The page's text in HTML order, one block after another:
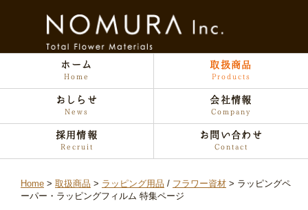
ホーム
Home
取扱商品
Products
おしらせ
News
会社情報
Company
採用情報
Recruit
お問い合わせ
Contact
Home 取扱商品 ラッピング用品 / フラワー資材
ラッピングペ
ーパー・ラッピングフィルム 特集ページ